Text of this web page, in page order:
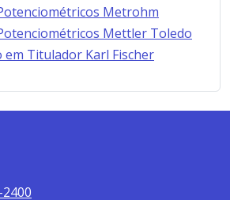
Metrohm
Mettler Toledo
Titulador Karl Fischer